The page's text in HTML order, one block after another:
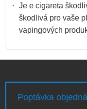
Je e cigareta
škodlivá pro vaše
vapingových
Poptávka